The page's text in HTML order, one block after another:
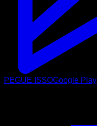
PEGUE ISSOGoogle Play